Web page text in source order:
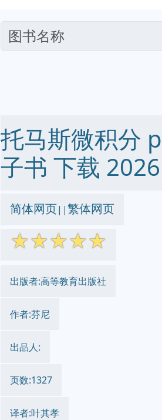
托马斯微积分
子书 下载 2026
简体网页||繁体网页
☆☆☆☆☆
出版者:高等教育出版社
作者:芬尼
出品人:
页数:1327
译者:叶其孝